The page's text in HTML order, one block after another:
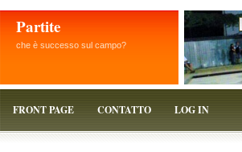
Partite
che è successo sul campo?
FRONT PAGE CONTATTO LOG IN